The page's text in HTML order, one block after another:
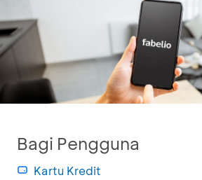
Bagi Pengguna
Kartu Kredit